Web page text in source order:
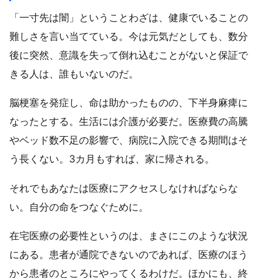
「一寸先は闇」ということわざは、健康でいることの
難しさを言い当てている。今は元気だとしても、数分
後に突然、意識を失って倒れ込むことがないと保証で
きる人は、誰もいないのだ。
脳梗塞を発症し、命は助かったものの、下半身麻痺に
なったとする。生活には介護が必要だ。医療費の高騰
やベッド数不足の影響で、病院に入院できる期間はそ
う長くない。3カ月もすれば、家に帰される。
それでもあなたは医療にアクセスしなければならな
い。自分の命をつなぐために。
在宅医療の必要性というのは、まさにこのような状況
にある。患者が通院できないのであれば、医療のほう
から患者のところにやってくるわけだ。ほかにも、終